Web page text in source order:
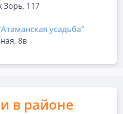
Зорь, 117
усадьба"
8в
в районе